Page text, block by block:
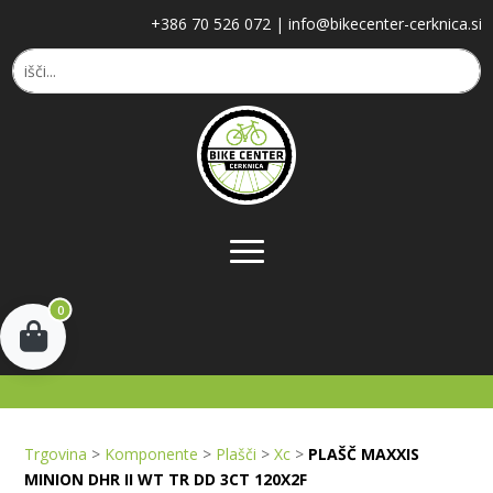
+386 70 526 072 | info@bikecenter-cerknica.si
0
Trgovina > Komponente > Plašči >Xc > PLAŠČ MAXXIS
MINION DHR II WT TR DD 3CT 120X2F